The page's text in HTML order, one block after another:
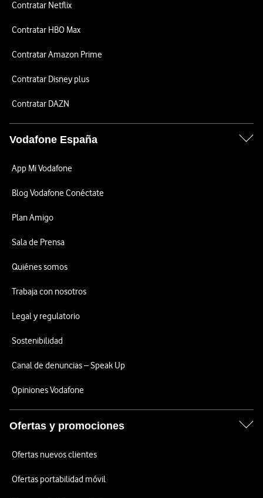
Contratar Netflix
Contratar HBO Max
Contratar Amazon Prime
Contratar Disney plus
Contratar DAZN
Vodafone España
App Mi Vodafone
Blog Vodafone Conéctate
Plan Amigo
Sala de Prensa
Quiénes somos
Trabaja con nosotros
Legal y regulatorio
Sostenibilidad
Canal de denuncias – Speak Up
Opiniones Vodafone
Ofertas y promociones
Ofertas nuevos clientes
Ofertas portabilidad móvil